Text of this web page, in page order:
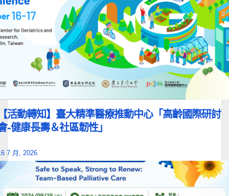
活動轉知】臺大精準醫療推動中心「高齡國際研討
-健康長壽＆社區韌性」
7 月, 2026